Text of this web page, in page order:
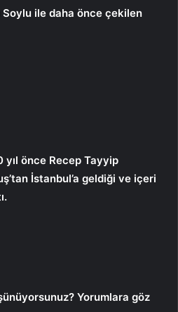
Soylu ile daha önce çekilen
önce Recep Tayyip
İstanbul’a geldiği ve içeri
Yorumlara göz